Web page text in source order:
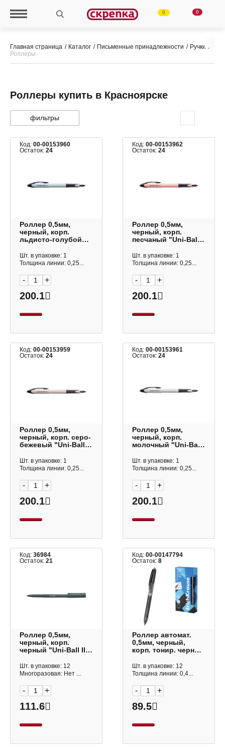
0 0
Главная страница Каталог Письменные принадлежности
Ручки
Роллеры
Роллеры купить в Красноярске
фильтры
Код: 00-00153960
Остаток: 24
Роллер 0,5мм,
черный, корп.
льдисто-голубой
188C-M" 218742
Шт. в упаковке: 1
Толщина линии: 0,25...
- +
200.1
Код:00-00153962
Остаток:24
Роллер 0,5мм,
черный, корп.
песчаный "Uni-Ball
218744
Шт. в упаковке: 1
Толщина линии: 0,25...
- +
200.1
Код: 00-00153959
Остаток: 24
Роллер 0,5мм,
черный, корп. серо-
бежевый "Uni-Ball
218721
Шт. в упаковке: 1
Толщина линии: 0,25...
- +
200.1
Код:00-00153961
Остаток:24
Роллер 0,5мм,
черный, корп.
молочный "Uni-Ball
218743
Шт. в упаковке: 1
Толщина линии: 0,25...
- +
200.1
Код: 36984
Остаток: 21
Роллер 0,5мм,
черный, корп.
черный "Uni-Ball II
Шт. в упаковке: 12
Многоразовая: Нет ...
- +
111.6
Код:00-00147794
Остаток:8
Роллер автомат.
0,5мм, черный,
корп. тонир. черный
Original" 63701 Erich
Krause
Шт. в упаковке: 12
Толщина линии: 0,4...
- +
89.5